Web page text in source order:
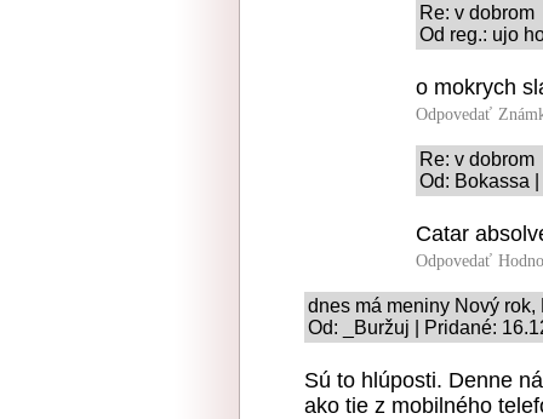
Re: v dobrom
Od reg.: ujo
o mokrych
Odpovedať
Re: v dobrom
Od: Bokassa
Catar
Odpovedať
dnes má meniny Nový
Od: _Buržuj | Pridané:
Sú to hlúposti. Denne
ako tie z mobilného